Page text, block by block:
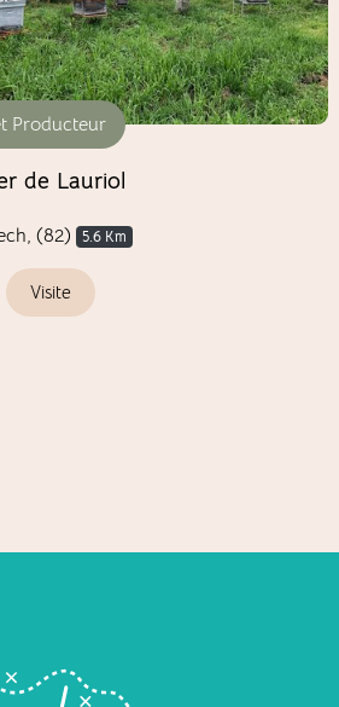
Producteur
de Lauriol
(82) 5.6 Km
Visite